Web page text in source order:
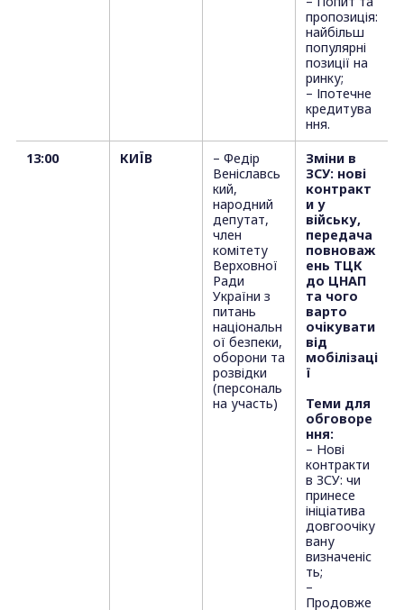
пропозиція:
найбільш
популярні
позиції на
ринку;
– Іпотечне
кредитува
ння.
13:00
КИЇВ
– Федір
Веніславсь
кий,
народний
депутат,
член
комітету
Верховної
Ради
України з
питань
національн
ої безпеки,
оборони та
розвідки
(персональ
на участь)
Зміни в
ЗСУ: нові
контракт
и у
війську,
передача
повноваж
ень ТЦК
до ЦНАП
та чого
варто
очікувати
від
мобілізаці
ї
Теми для
обговоре
ння:
– Нові
контракти
в ЗСУ: чи
принесе
ініціатива
довгоочіку
вану
визначеніс
ть;
–
Продовже